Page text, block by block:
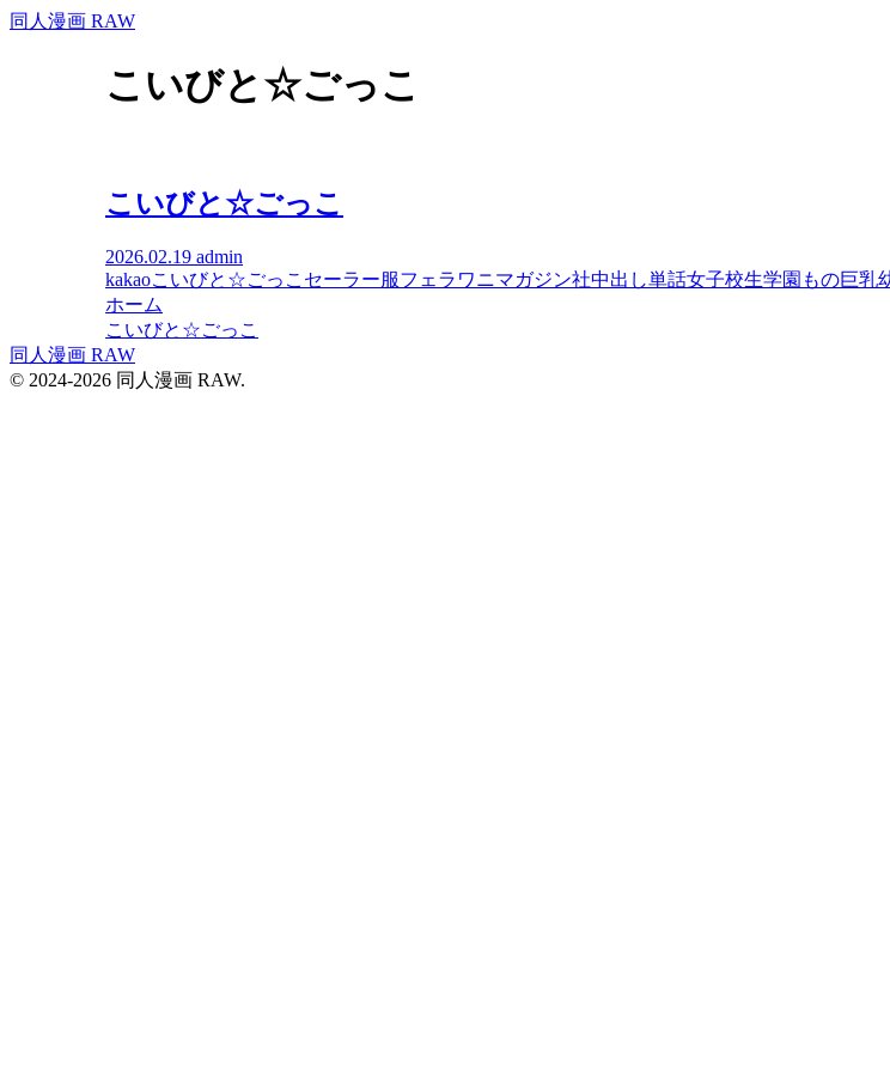
同人漫画 RAW
こいびと☆ごっこ
こいびと☆ごっこ
2026.02.19 admin
kakaoこいびと☆ごっこ セーラー服フェラ ワニマガジン社中出し単話女子校生学園もの巨乳
ホーム
こいびと☆ごっこ
同人漫画 RAW
© 2024-2026 同人漫画 RAW.